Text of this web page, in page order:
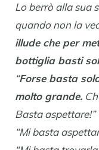
Lo berrò alla sua
quando non la
illude che per
bottiglia basti
“Forse basta
molto grande.
Basta aspettare!”
“Mi basta